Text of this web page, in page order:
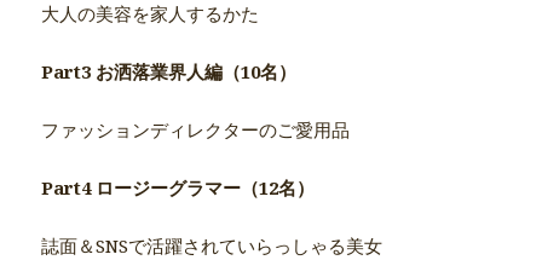
大人の美容を家人するかた
Part3 お洒落業界人編（10名）
ファッションディレクターのご愛用品
Part4 ロージーグラマー（12名）
誌面＆SNSで活躍されていらっしゃる美女